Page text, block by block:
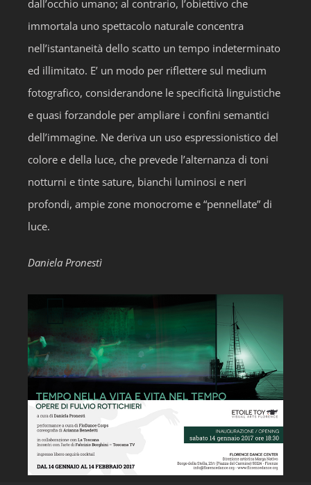
dall’occhio umano; al contrario, l’obiettivo che
immortala uno spettacolo naturale concentra
nell’istantaneità dello scatto un tempo indeterminato
ed illimitato. E’ un modo per riflettere sul medium
fotografico, considerandone le specificità linguistiche
e quasi forzandole per ampliare i confini semantici
dell’immagine. Ne deriva un uso espressionistico del
colore e della luce, che prevede l’alternanza di toni
notturni e tinte sature, bianchi luminosi e neri
profondi, ampie zone monocrome e “pennellate” di
luce.
Daniela Pronestì